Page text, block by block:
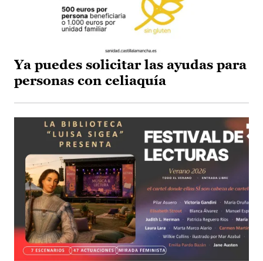
Ya puedes solicitar las ayudas para
personas con celiaquía